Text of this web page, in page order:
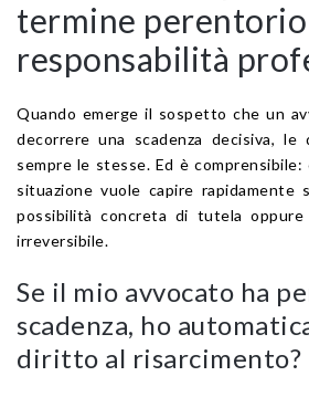
termine
responsabilità
Quando emerge il sospetto che un
decorrere una scadenza decisiva, le
sempre le stesse. Ed è
situazione vuole capire rapidamente
possibilità concreta di tutela
irreversibile.
Se il mio avvocato ha
scadenza, ho
diritto al risarcimento?